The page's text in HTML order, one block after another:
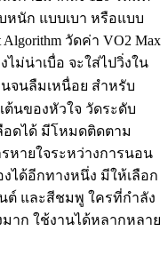
หนัก แบบเบา หรือแบบ
วัดค่า VO2 Max
ไม่น่าเบื่อ จะใส่ไปวิ่งใน
นจนลืมเหนื่อย สำหรับ
นของหัวใจ วัดระดับ
อดได้ มีโหมดติดตาม
ายใจระหว่างการนอน
ได้อีกทางหนึ่ง มีให้เลือก
ต์ และสีชมพู ใครที่กำลัง
มาก ใช้งานได้หลากหลาย